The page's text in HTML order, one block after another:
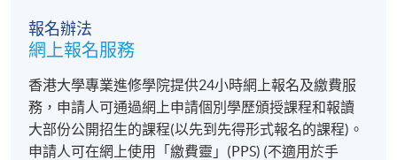
報名辦法
網上報名服務
香港大學專業進修學院提供24小時網上報名及繳費服
務，申請人可通過網上申請個別學歷頒授課程和報讀
大部份公開招生的課程(以先到先得形式報名的課程)。
申請人可在網上使用「繳費靈」(PPS) (不適用於手